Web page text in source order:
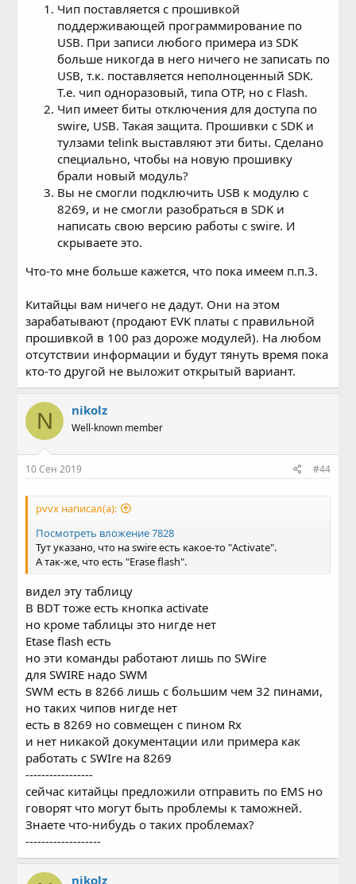
Чип поставляется с прошивкой
поддерживающей программирование по
USB. При записи любого примера из SDK
больше никогда в него ничего не записать по
USB, т.к. поставляется неполноценный SDK.
Т.е. чип одноразовый, типа OTP, но с Flash.
Чип имеет биты отключения для доступа по
swire, USB. Такая защита. Прошивки с SDK и
тулзами telink выставляют эти биты. Сделано
специально, чтобы на новую прошивку
брали новый модуль?
Вы не смогли подключить USB к модулю c
8269, и не смогли разобраться в SDK и
написать свою версию работы с swire. И
скрываете это.
Что-то мне больше кажется, что пока имеем п.п.3.
Китайцы вам ничего не дадут. Они на этом
зарабатывают (продают EVK платы с правильной
прошивкой в 100 раз дороже модулей). На любом
отсутствии информации и будут тянуть время пока
кто-то другой не выложит открытый вариант.
N nikolz
Well-known member
10 Сен 2019 #44
pvvx написал(а):
Посмотреть вложение 7828
Тут указано, что на swire есть какое-то "Activate".
А так-же, что есть "Erase flash".
видел эту таблицу
В BDT тоже есть кнопка activate
но кроме таблицы это нигде нет
Etase flash есть
но эти команды работают лишь по SWire
для SWIRE надо SWM
SWM есть в 8266 лишь с большим чем 32 пинами,
но таких чипов нигде нет
есть в 8269 но совмещен с пином Rx
и нет никакой документации или примера как
работать с SWIre на 8269
-----------------
сейчас китайцы предложили отправить по EMS но
говорят что могут быть проблемы к таможней.
Знаете что-нибудь о таких проблемах?
-------------------
nikolz